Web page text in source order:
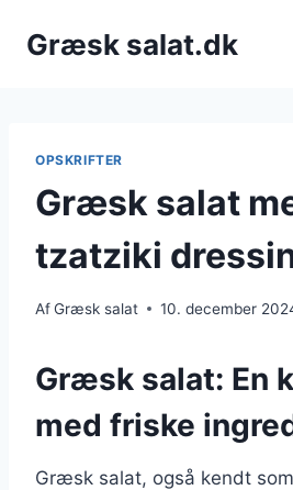
Græsk salat.dk
OPSKRIFTER
Græsk salat
tzatziki
AfGræsk salat 10. december
Græsk salat: En
med friske
Græsk salat, også kendt som